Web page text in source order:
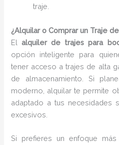
traje.
¿Alquilar o Comprar un Traje
Elalquiler de trajes para
opción inteligente para
tener acceso a trajes de alta
de almacenamiento. Si
moderno, alquilar te permite
adaptado a tus necesidades
excesivos.
Si prefieres un enfoque